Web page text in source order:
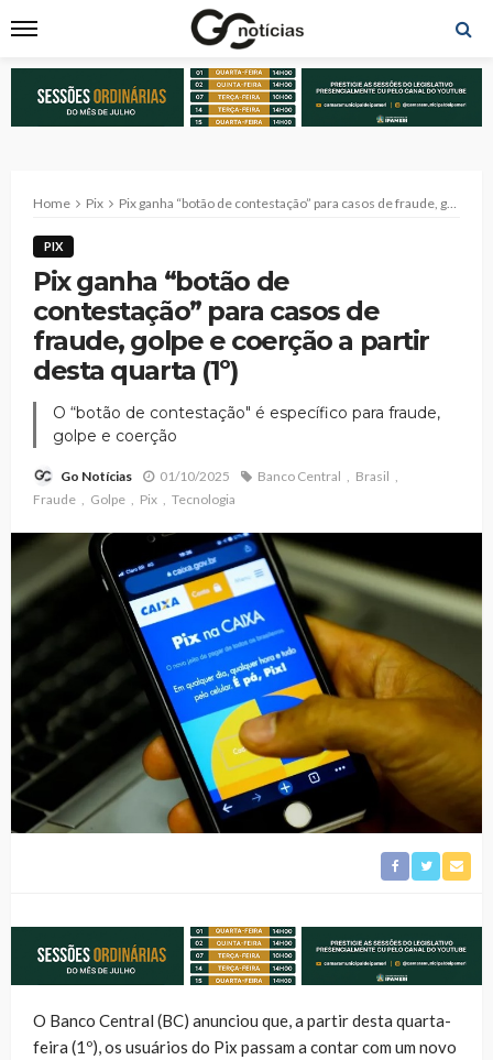
Home Pix Pix ganha “botão de contestação” para casos de fraude, golpe e coerção a partir desta quarta (1º)
PIX
Pix ganha “botão de
contestação” para casos de
fraude, golpe e coerção a partir
desta quarta (1º)
O “botão de contestação" é específico para fraude,
golpe e coerção
Go Notícias 01/10/2025 Banco Central
Brasil
Fraude
Golpe Pix Tecnologia
O Banco Central (BC) anunciou que, a partir desta quarta-
feira (1º), os usuários do Pix passam a contar com um novo